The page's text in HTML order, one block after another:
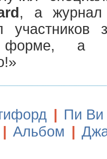
, а
форме, а
| Пи Ви
| Альбом |